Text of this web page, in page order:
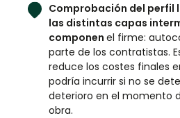
Comprobación del perfil
las distintas capas
componen el firme:
parte de los contratistas.
reduce los costes finales
podría incurrir si no se
deterioro en el momento
obra.